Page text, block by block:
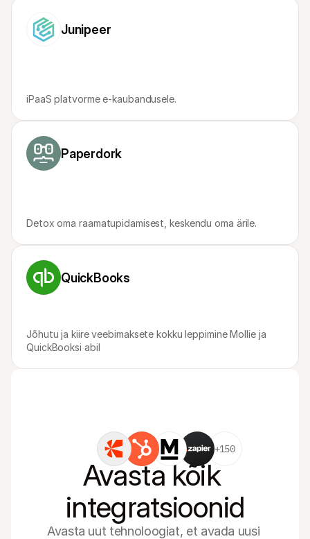
Junipeer
iPaaS platvorme e-kaubandusele.
Paperdork
Detox oma raamatupidamisest, keskendu oma ärile.
QuickBooks
Jõhutu ja kiire veebimaksete kokku leppimine Mollie ja
QuickBooksi abil
+150
Avasta kõik
integratsioonid
Avasta uut tehnoloogiat, et avada uusi
Uuri välja, miks Mollie on sinu pangakontolehel
Mollie klientidele